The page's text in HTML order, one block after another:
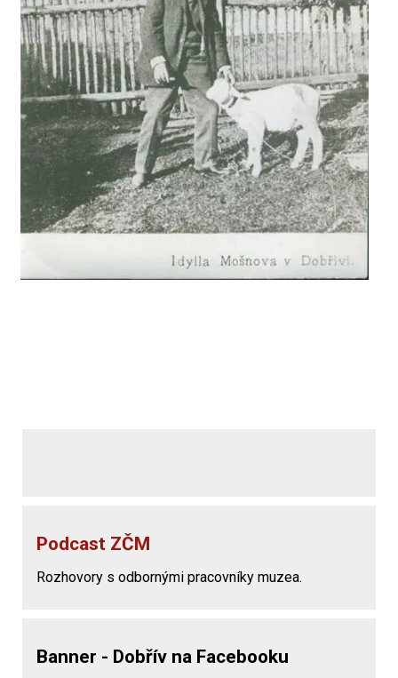
Podcast ZČM
Rozhovory s odbornými pracovníky muzea.
Banner - Dobřív na Facebooku